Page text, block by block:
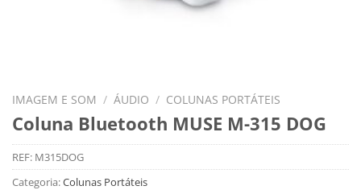
IMAGEM E SOM / ÁUDIO / COLUNAS PORTÁTEIS
Coluna Bluetooth MUSE M-315 DOG
REF: M315DOG
Categoria:Colunas Portáteis